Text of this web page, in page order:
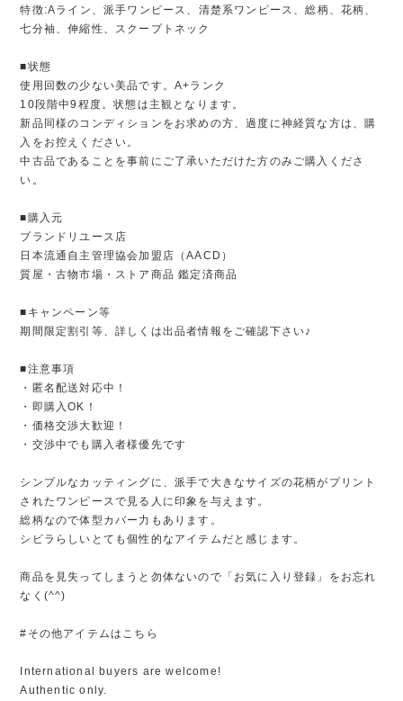
特徴:Aライン、派手ワンピース、清楚系ワンピース、総柄、花柄、
七分袖、伸縮性、スクープトネック
■状態
使用回数の少ない美品です。A+ランク
10段階中9程度。状態は主観となります。
新品同様のコンディションをお求めの方、過度に神経質な方は、購
入をお控えください。
中古品であることを事前にご了承いただけた方のみご購入くださ
い。
■購入元
ブランドリユース店
日本流通自主管理協会加盟店（AACD）
質屋・古物市場・ストア商品 鑑定済商品
■キャンペーン等
期間限定割引等、詳しくは出品者情報をご確認下さい♪
■注意事項
・匿名配送対応中！
・即購入OK！
・価格交渉大歓迎！
・交渉中でも購入者様優先です
シンプルなカッティングに、派手で大きなサイズの花柄がプリント
されたワンピースで見る人に印象を与えます。
総柄なので体型カバー力もあります。
シビラらしいとても個性的なアイテムだと感じます。
商品を見失ってしまうと勿体ないので「お気に入り登録」をお忘れ
なく(^^)
#その他アイテムはこちら
International buyers are welcome!
Authentic only.